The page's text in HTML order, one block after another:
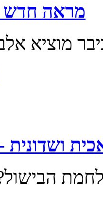
מראה חדש
ושדונית